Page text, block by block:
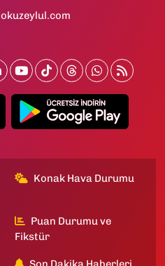
Konak Hava Durumu
Puan Durumu ve
Fikstür